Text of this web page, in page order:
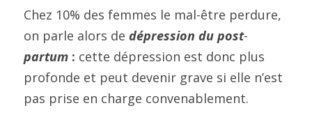
Chez 10% des femmes le mal-être perdure,
on parle alors de dépression du post-
partum : cette dépression est donc plus
profonde et peut devenir grave si elle n’est
pas prise en charge convenablement.